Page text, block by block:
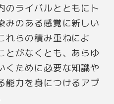
のライバルとともにト
みのある感覚に新しい
れらの積み重ねによ
とがなくとも、あらゆ
くために必要な知識や
能力を身につけるアプ